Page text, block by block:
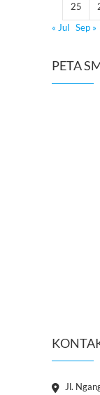
25
« Jul Sep »
PETA
Jl.